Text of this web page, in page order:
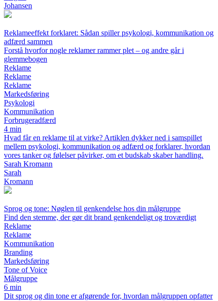
Johansen
Reklameeffekt forklaret: Sådan spiller psykologi, kommunikation og
adfærd sammen
Forstå hvorfor nogle reklamer rammer plet – og andre går i
glemmebogen
Reklame
Reklame
Reklame
Markedsføring
Psykologi
Kommunikation
Forbrugeradfærd
4 min
Hvad får en reklame til at virke? Artiklen dykker ned i samspillet
mellem psykologi, kommunikation og adfærd og forklarer, hvordan
vores tanker og følelser påvirker, om et budskab skaber handling.
Sarah Kromann
Sarah
Kromann
Sprog og tone: Nøglen til genkendelse hos din målgruppe
Find den stemme, der gør dit brand genkendeligt og troværdigt
Reklame
Reklame
Kommunikation
Branding
Markedsføring
Tone of Voice
Målgruppe
6 min
Dit sprog og din tone er afgørende for, hvordan målgruppen opfatter